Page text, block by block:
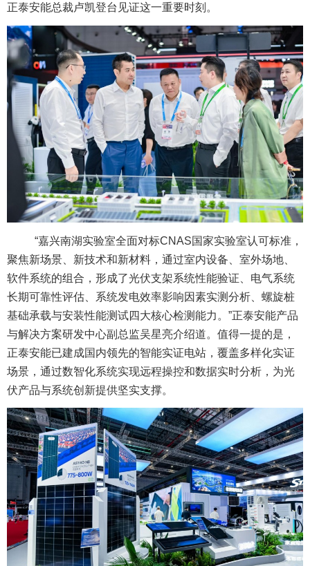
正泰安能总裁卢凯登台见证这一重要时刻。
“嘉兴南湖实验室全面对标CNAS国家实验室认可标准，
聚焦新场景、新技术和新材料，通过室内设备、室外场地、
软件系统的组合，形成了光伏支架系统性能验证、电气系统
长期可靠性评估、系统发电效率影响因素实测分析、螺旋桩
基础承载与安装性能测试四大核心检测能力。”正泰安能产品
与解决方案研发中心副总监吴星亮介绍道。值得一提的是，
正泰安能已建成国内领先的智能实证电站，覆盖多样化实证
场景，通过数智化系统实现远程操控和数据实时分析，为光
伏产品与系统创新提供坚实支撑。